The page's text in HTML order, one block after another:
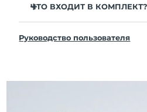
рта улучшается на 140% всего
Клинически доказано, что
Гибридная насадка служит
требуется замена всего 1
3 режима чистки: Deep
ЧТО ВХОДИТ В КОМПЛЕКТ?
Кабель для зарядки USB
Инструкция пользователя
Руководство пользователя